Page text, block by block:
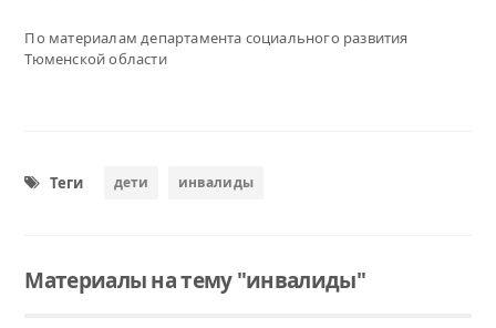
По материалам департамента социального развития
Тюменской области
Теги дети инвалиды
Материалы на тему "инвалиды"